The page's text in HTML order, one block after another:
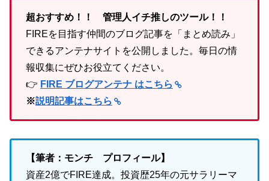
超おすすめ！！ 管理人イチ推しのツール！！
FIREを目指す仲間のブログ記事を「まとめ読み」
できるアンテナサイトを公開しました。毎日の情
報収集にぜひお役立てください。
👉 FIRE ブログアンテナ はこちら
※説明記事はこちら
【筆者：モンチ プロフィール】
資産2億でFIRE達成。投資歴25年の元サラリーマ